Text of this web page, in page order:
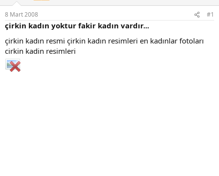
u
b
a
l
a
t
a
g
ç
a
r
8 Mart 2008 #1
çirkin kadın yoktur fakir kadın vardır...
çirkin kadın resmi çirkin kadın resimleri en kadınlar fotoları
cirkin kadin resimleri